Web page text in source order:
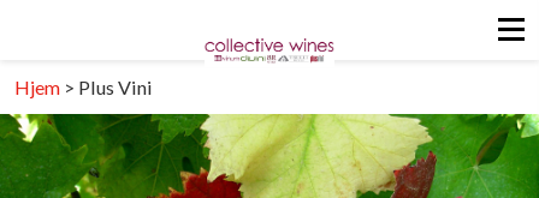
Hjem > Plus Vini